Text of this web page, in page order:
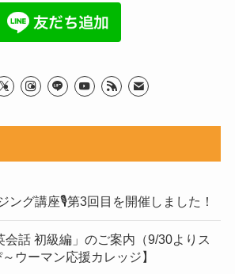
ング講座🎙第3回目を開催しました！
会話 初級編」のご案内（9/30よりス
ウーマン応援カレッジ】